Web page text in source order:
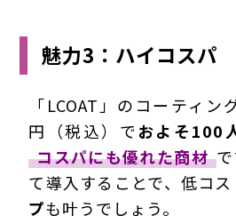
魅力3：ハイコスパ
「LCOAT」のコーティ
円（税込）でおよそ100
コスパにも優れた商材
て導入することで、低コ
プも叶うでしょう。